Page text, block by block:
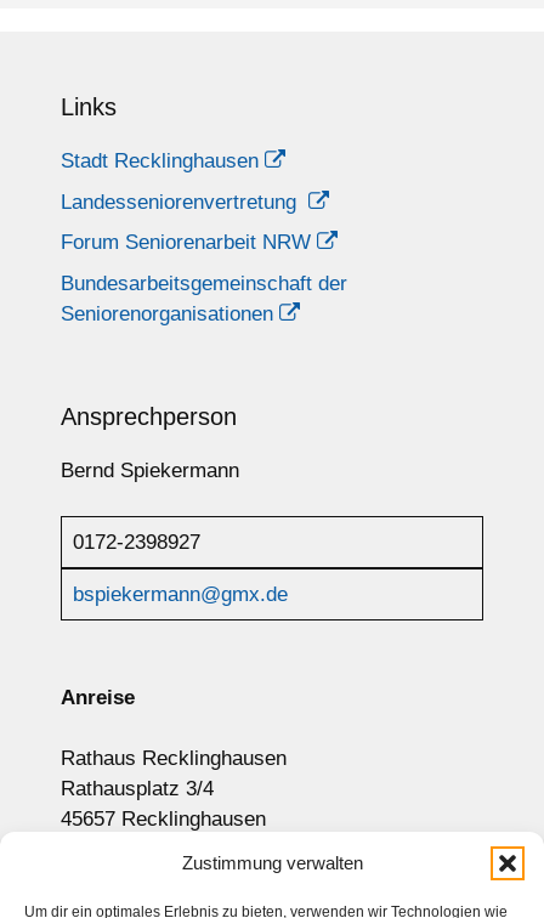
Zustimmung verwalten
Um dir ein optimales Erlebnis zu bieten, verwenden wir Technologien wie
Links
Stadt Recklinghausen
Landesseniorenvertretung
Forum Seniorenarbeit NRW
Bundesarbeitsgemeinschaft der
Seniorenorganisationen
Ansprechperson
Bernd Spiekermann
0172-2398927
bspiekermann@gmx.de
Anreise
Rathaus Recklinghausen
Rathausplatz 3/4
45657 Recklinghausen